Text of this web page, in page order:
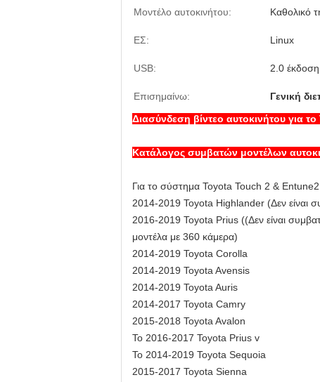
Μοντέλο αυτοκινήτου:
Καθολικό
ΕΣ: Linux
USB: 2.0 έκδοση
Επισημαίνω: Γενική
Διασύνδεση βίντεο αυτοκινήτου για
Κατάλογος συμβατών μοντέλων
Για το σύστημα Toyota Touch 2 &
2014-2019 Toyota Highlander (Δεν είναι
2016-2019 Toyota Prius ((Δεν είναι
μοντέλα με 360 κάμερα)
2014-2019 Toyota Corolla
2014-2019 Toyota Avensis
2014-2019 Toyota Auris
2014-2017 Toyota Camry
2015-2018 Toyota Avalon
Το 2016-2017 Toyota Prius v
Το 2014-2019 Toyota Sequoia
2015-2017 Toyota Sienna